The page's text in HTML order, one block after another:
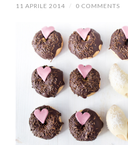
11 APRILE 2014 / 0 COMMENTS